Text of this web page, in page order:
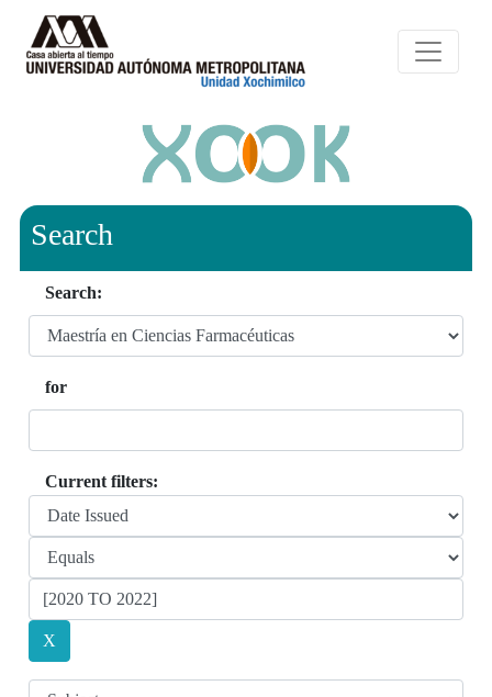
Search
Search:
for
Current filters: